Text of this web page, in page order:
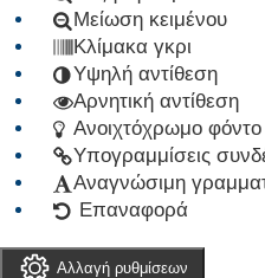
Μείωση κειμένου
Κλίμακα γκρι
Υψηλή αντίθεση
Αρνητική αντίθεση
Ανοιχτόχρωμο φόντο
Υπογραμμίσεις
Αναγνώσιμη
Επαναφορά
Αλλαγή ρυθμίσεων